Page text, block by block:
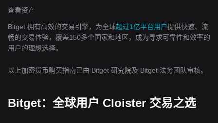
查看资产
Bitget 拥有高效的交易引擎，为全球超过1亿平台用户提供快速、流
畅的交易体验，覆盖150多个国家和地区，成为寻求可靠性和效率的
用户的理想选择。
以上加密货币购买指南已由 Bitget 研究院及 Bitget 法务团队审核。
Bitget：全球用户 Cloister 交易之选